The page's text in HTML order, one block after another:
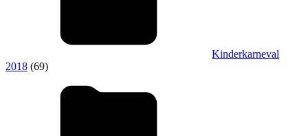
Kinderkarneval
2018 (69)